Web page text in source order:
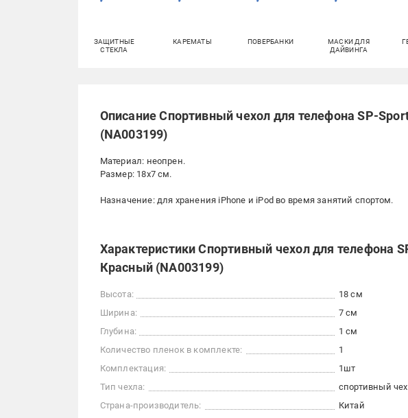
ЗАЩИТНЫЕ
СТЕКЛА
КАРЕМАТЫ ПОВЕРБАНКИ
МАСКИ ДЛЯ
ДАЙВИНГА
Описание Спортивный чехол для телефона SP-
(NA003199)
Материал: неопрен.
Размер: 18x7 см.
Назначение: для хранения iPhone и iPod во время занятий спортом.
Характеристики Спортивный чехол для телефона
Красный (NA003199)
Высота:
18 см
Ширина:
7 см
Глубина:
1 см
Количество пленок в комплекте:
1
Комплектация:
1шт
Тип чехла:
спортивный
Страна-производитель:
Китай